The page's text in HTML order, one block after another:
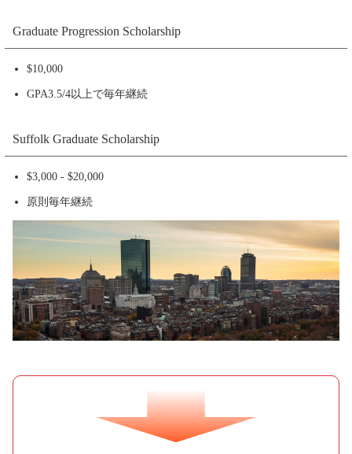
Graduate Progression Scholarship
$10,000
GPA3.5/4以上で毎年継続
Suffolk Graduate Scholarship
$3,000 - $20,000
原則毎年継続